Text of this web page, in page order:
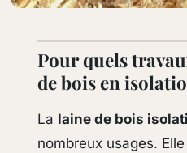
Pour quels
de bois en
La laine de bois
nombreux usages.